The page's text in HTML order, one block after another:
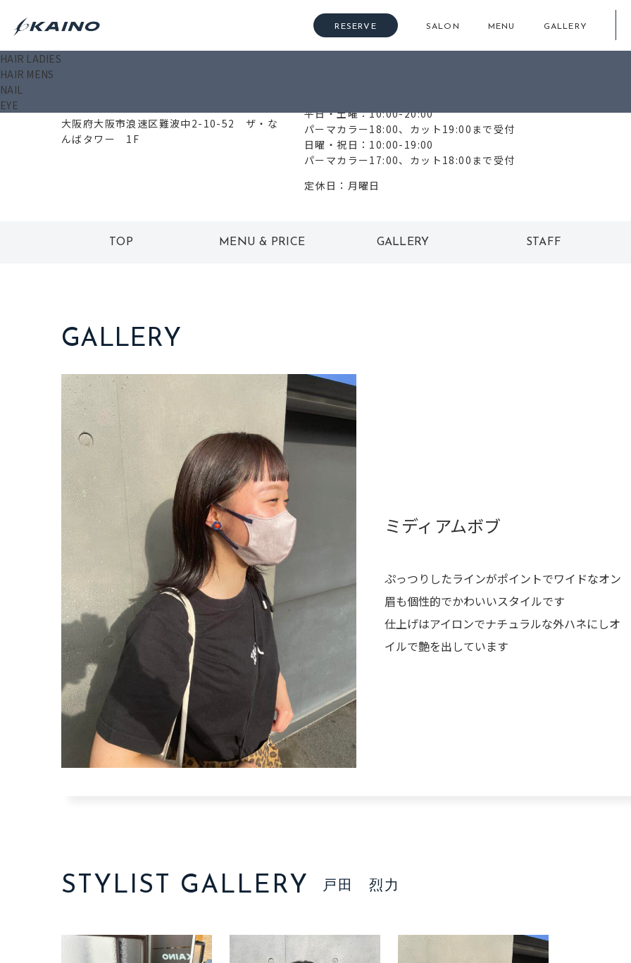
RESERVE SALON MENU GALLERY
HAIR LADIES
HAIR MENS
NAIL
EYE
大阪府大阪市浪速区難波中2-10-52 ザ・な
んばタワー 1F
平日・土曜：10:00-20:00
パーマカラー18:00、カット19:00まで受付
日曜・祝日：10:00-19:00
パーマカラー17:00、カット18:00まで受付
定休日：月曜日
TOP MENU & PRICE GALLERY STAFF
GALLERY
ミディアムボブ
ぷっつりしたラインがポイントでワイドなオン
眉も個性的でかわいいスタイルです
仕上げはアイロンでナチュラルな外ハネにしオ
イルで艶を出しています
STYLIST GALLERY 戸田 烈力